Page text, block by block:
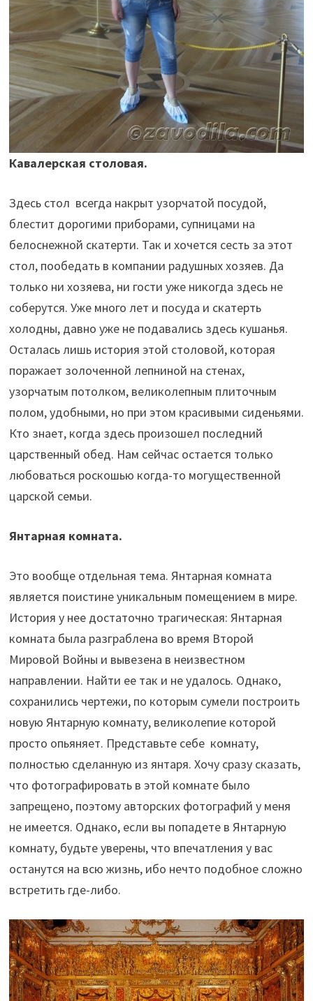
Кавалерская столовая.
Здесь стол всегда накрыт узорчатой посудой,
блестит дорогими приборами, супницами на
белоснежной скатерти. Так и хочется сесть за этот
стол, пообедать в компании радушных хозяев. Да
только ни хозяева, ни гости уже никогда здесь не
соберутся. Уже много лет и посуда и скатерть
холодны, давно уже не подавались здесь кушанья.
Осталась лишь история этой столовой, которая
поражает золоченной лепниной на стенах,
узорчатым потолком, великолепным плиточным
полом, удобными, но при этом красивыми сиденьями.
Кто знает, когда здесь произошел последний
царственный обед. Нам сейчас остается только
любоваться роскошью когда-то могущественной
царской семьи.
Янтарная комната.
Это вообще отдельная тема. Янтарная комната
является поистине уникальным помещением в мире.
История у нее достаточно трагическая: Янтарная
комната была разграблена во время Второй
Мировой Войны и вывезена в неизвестном
направлении. Найти ее так и не удалось. Однако,
сохранились чертежи, по которым сумели построить
новую Янтарную комнату, великолепие которой
просто опьяняет. Представьте себе комнату,
полностью сделанную из янтаря. Хочу сразу сказать,
что фотографировать в этой комнате было
запрещено, поэтому авторских фотографий у меня
не имеется. Однако, если вы попадете в Янтарную
комнату, будьте уверены, что впечатления у вас
останутся на всю жизнь, ибо нечто подобное сложно
встретить где-либо.